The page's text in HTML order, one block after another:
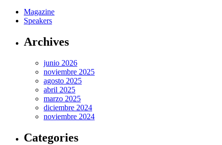
Magazine
Speakers
Archives
junio 2026
noviembre 2025
agosto 2025
abril 2025
marzo 2025
diciembre 2024
noviembre 2024
Categories